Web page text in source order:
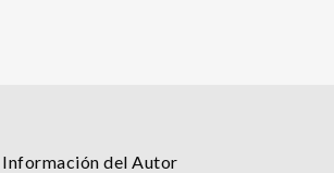
Información del Autor